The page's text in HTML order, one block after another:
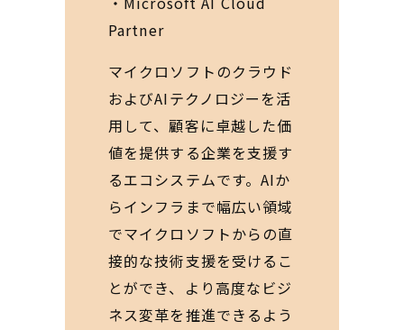
Partner
マイクロソフトのクラウド
およびAIテクノロジーを活
用して、顧客に卓越した価
値を提供する企業を支援す
るエコシステムです。AIか
らインフラまで幅広い領域
でマイクロソフトからの直
接的な技術支援を受けるこ
とができ、より高度なビジ
ネス変革を推進できるよう